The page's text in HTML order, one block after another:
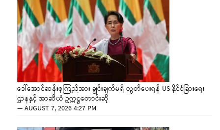
ဒေါ်အောင်ဆန်းစုကြည်အား ချွင်းချက်မရှိ လွှတ်ပေးရန် US နိုင်ငံခြားရေး
ဌာနနှင့် အာဆီယံ ဥက္ကဋ္ဌတောင်းဆို
—AUGUST 7, 2026 4:27 PM